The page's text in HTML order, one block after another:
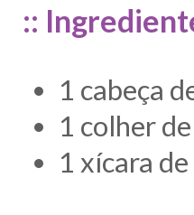
::
1 cabeça
1 colher
1 xícara